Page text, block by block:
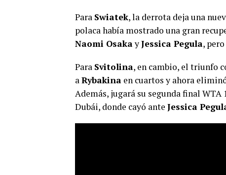
Para Swiatek, la derrota deja una
polaca había mostrado una gran
Naomi OsakayJessica Pegula,
Para Svitolina, en cambio, el triunfo
aRybakina en cuartos y ahora
Además, jugará su segunda final
Dubái, donde cayó ante Jessica